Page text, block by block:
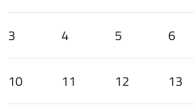
3 4 5 6
10 11 12 13